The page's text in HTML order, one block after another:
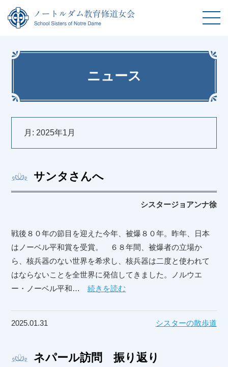
ニュース
月: 2025年1月
サンタさんへ
シスタージョアンナ徐
戦後８０年の節目を迎えた今年、被爆８０年。昨年、日本
はノーベル平和賞を受賞。 ６８年間、被爆者の立場か
ら、核兵器のない世界を希求し、核兵器は二度と使われて
はならないことを全世界に発信してきました。ノルウエ
ー・ノーベル平和…続きを読む
2025.01.31 シスターの散歩道
ネパール訪問 振り返り